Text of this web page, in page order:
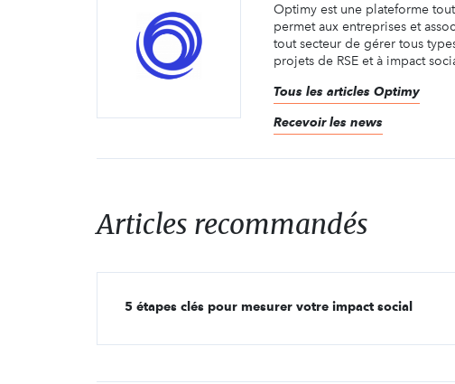
Optimy est une plateforme
permet aux entreprises et
tout secteur de gérer tous
projets de RSE et à impact
Tous les articles Optimy
Recevoir les news
Articles recommandés
5 étapes clés pour mesurer votre impact social